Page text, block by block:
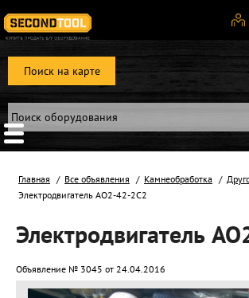
Поиск на карте
Главная Все объявления Камнеобработка
Электродвигатель АО2-42-2С2
Электродвигатель
Объявление № 3045 от 24.04.2016